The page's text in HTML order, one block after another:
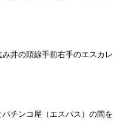
井の頭線手前右手のエスカレ
チンコ屋（エスパス）の間を